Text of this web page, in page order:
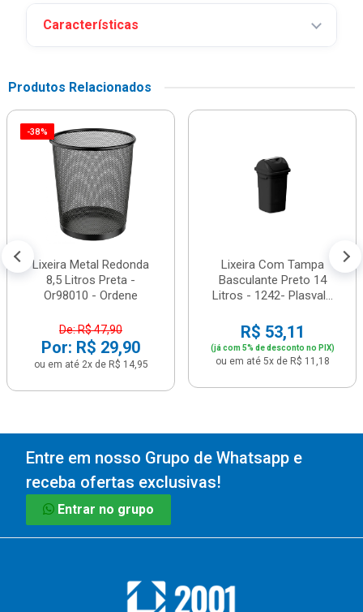
Características
Produtos Relacionados
-38%
Lixeira Metal Redonda
8,5 Litros Preta -
Or98010 - Ordene
De: R$ 47,90
Por: R$ 29,90
ou em até 2x de R$ 14,95
Lixeira Com Tampa
Basculante Preto 14
Litros - 1242- Plasval...
R$ 53,11
(já com 5% de desconto no PIX)
ou em até 5x de R$ 11,18
Entre em nosso Grupo de Whatsapp e
receba ofertas exclusivas!
Entrar no grupo